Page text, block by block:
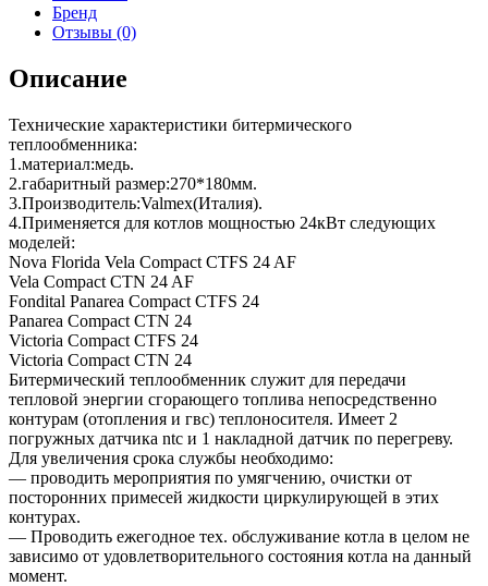
Бренд
Отзывы (0)
Описание
Технические характеристики битермического
теплообменника:
1.материал:медь.
2.габаритный размер:270*180мм.
3.Производитель:Valmex(Италия).
4.Применяется для котлов мощностью 24кВт следующих
моделей:
Nova Florida Vela Compact CTFS 24 AF
Vela Compact CTN 24 AF
Fondital Panarea Compact CTFS 24
Panarea Compact CTN 24
Victoria Compact CTFS 24
Victoria Compact CTN 24
Битермический теплообменник служит для передачи
тепловой энергии сгорающего топлива непосредственно
контурам (отопления и гвс) теплоносителя. Имеет 2
погружных датчика ntc и 1 накладной датчик по перегреву.
Для увеличения срока службы необходимо:
— проводить мероприятия по умягчению, очистки от
посторонних примесей жидкости циркулирующей в этих
контурах.
— Проводить ежегодное тех. обслуживание котла в целом не
зависимо от удовлетворительного состояния котла на данный
момент.